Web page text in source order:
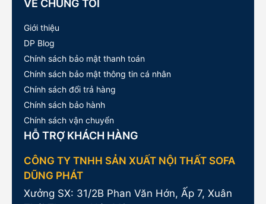
VỀ CHÚNG TÔI
Giới thiệu
DP Blog
Chính sách bảo mật thanh toán
Chính sách bảo mật thông tin cá nhân
Chính sách đổi trả hàng
Chính sách bảo hành
Chính sách vận chuyển
HỖ TRỢ KHÁCH HÀNG
CÔNG TY TNHH SẢN XUẤT NỘI THẤT SOFA
DŨNG PHÁT
Xưởng SX: 31/2B Phan Văn Hớn, Ấp 7, Xuân